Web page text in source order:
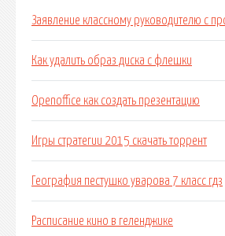
Заявление классному руководителю с
Как удалить образ диска с флешки
Openoffice как создать презентацию
Игры стратегии 2015 скачать торрент
География пестушко уварова 7 класс гдз
Расписание кино в геленджике